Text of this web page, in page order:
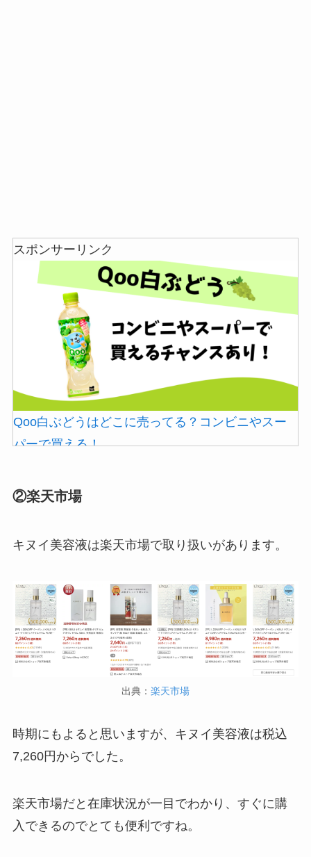
スポンサーリンク
Qoo白ぶどうはどこに売ってる？コンビニやスー
パーで買える！
ストレッチポールはどこで買える？取扱店は100均
やニトリ？
アサイーの冷凍はどこに売ってる？コストコや業
務スーパーで買える！
②楽天市場
キヌイ美容液は楽天市場で取り扱いがあります。
出典： 楽天市場
時期にもよると思いますが、キヌイ美容液は税込
7,260円からでした。
楽天市場だと在庫状況が一目でわかり、すぐに購
入できるのでとても便利ですね。